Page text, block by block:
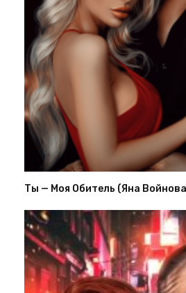
Ты — Моя Обитель (Яна